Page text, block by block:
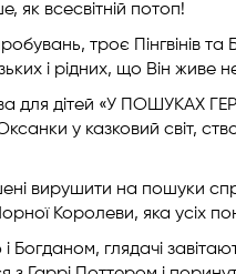
як всесвітній потоп!
троє Пінгвінів
і рідних, що Він живе
для дітей «У ПОШУКАХ
у казковий світ,
вирушити на пошуки
Королеви, яка усіх
Богданом, глядачі